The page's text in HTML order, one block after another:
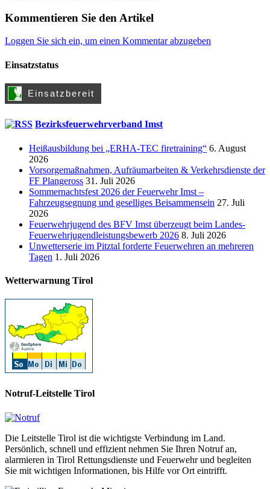
Kommentieren Sie den Artikel
Loggen Sie sich ein, um einen Kommentar abzugeben
Einsatzstatus
Bezirksfeuerwehrverband Imst
Heißausbildung bei „ERHA-TEC firetraining“ 6. August
2026
Vorsorgemaßnahmen, Aufräumarbeiten & Verkehrsdienste der
FF Plangeross 31. Juli 2026
Sommernachtsfest 2026 der Feuerwehr Imst –
Fahrzeugsegnung und geselliges Beisammensein 27. Juli
2026
Feuerwehrjugend des BFV Imst überzeugt beim Landes-
Feuerwehrjugendleistungsbewerb 2026 8. Juli 2026
Unwetterserie im Pitztal forderte Feuerwehren an mehreren
Tagen 1. Juli 2026
Wetterwarnung Tirol
Notruf-Leitstelle Tirol
Die Leitstelle Tirol ist die wichtigste Verbindung im Land.
Persönlich, schnell und effizient nehmen Sie Ihren Notruf an,
alarmieren in Tirol Rettungsdienste und Feuerwehr und begleiten
Sie mit wichtigen Informationen, bis Hilfe vor Ort eintrifft.